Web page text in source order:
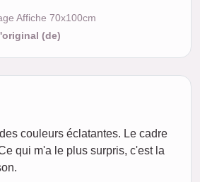
Affiche 70x100cm
(de)
couleurs éclatantes. Le cadre
qui m'a le plus surpris, c'est la